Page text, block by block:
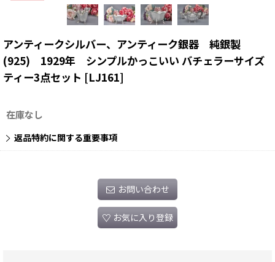
アンティークシルバー、アンティーク銀器 純銀製
(925) 1929年 シンプルかっこいい バチェラーサイズ
ティー3点セット [LJ161]
在庫なし
返品特約に関する重要事項
お問い合わせ
お気に入り登録